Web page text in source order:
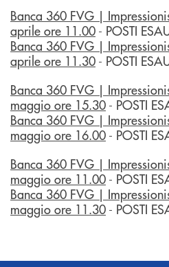
Banca 360 FVG |
aprile ore 11.00 - POSTI
Banca 360 FVG |
aprile ore 11.30 - POSTI
Banca 360 FVG |
maggio ore 15.30 - POSTI
Banca 360 FVG |
maggio ore 16.00 - POSTI
Banca 360 FVG |
maggio ore 11.00 - POSTI
Banca 360 FVG |
maggio ore 11.30 - POSTI